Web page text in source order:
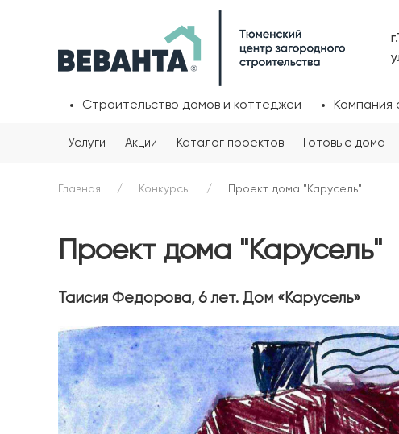
Строительство домов и коттеджей Компания
Услуги Акции Каталог проектов Готовые дома
Главная Конкурсы Проект дома "Карусель"
Проект дома "Карусель"
Таисия Федорова, 6 лет. Дом «Карусель»